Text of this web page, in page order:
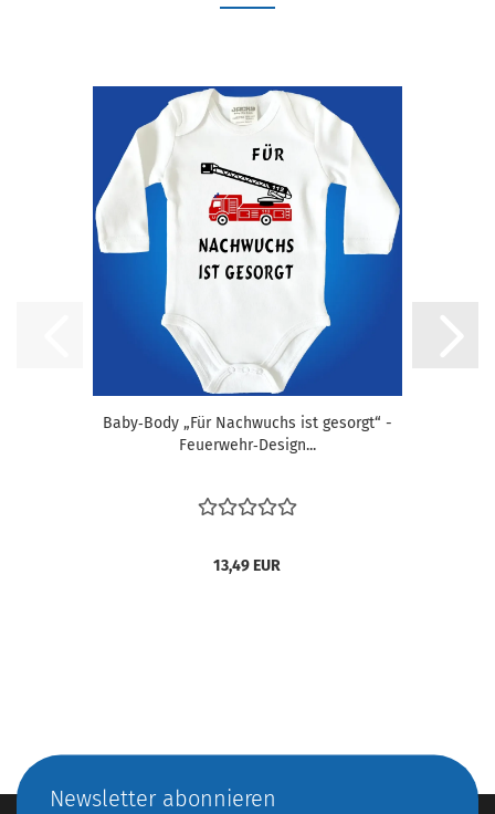
Baby‑Body „Für Nachwuchs ist gesorgt“ -
Feuerwehr‑Design...
13,49 EUR
Newsletter abonnieren